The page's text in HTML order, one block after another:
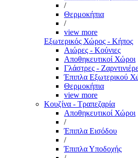
/
Θερμοκήπια
/
view more
Εξωτερικός Χώρος - Κήπος
Αιώρες - Κούνιες
Αποθηκευτικοί Χώροι
Γλάστρες -
Έπιπλα Εξωτερικού
Θερμοκήπια
view more
Κουζίνα - Τραπεζαρία
Αποθηκευτικοί Χώροι
/
Έπιπλα Εισόδου
/
Έπιπλα Υποδοχής